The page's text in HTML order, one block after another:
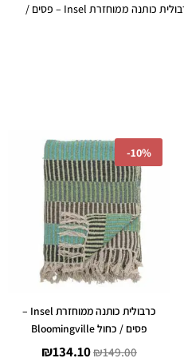
/ כירבולית כותנה ממוחזרת Insel – פסים /
10%
-
כרבולית כותנה ממוחזרת Insel –
פסים / כחול Bloomingville
₪149.00
המחיר
המקורי
היה:
₪149.00.
₪134.10